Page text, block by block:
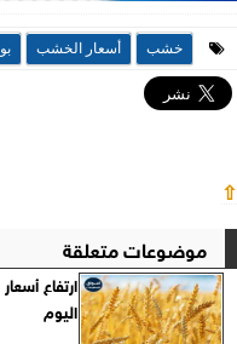
خشب أسعار الخشب
⇧
موضوعات متعلقة
ارتفاع
اليوم